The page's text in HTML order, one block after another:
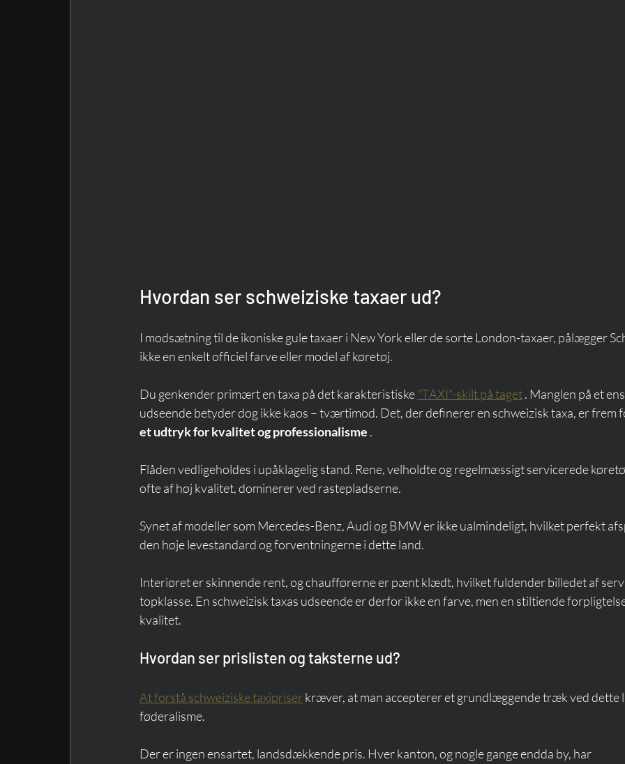
Hvordan ser schweiziske taxaer ud?
I modsætning til de ikoniske gule taxaer i New York eller de sorte London-taxaer, pålægger
ikke en enkelt officiel farve eller model af køretøj.
Du genkender primært en taxa på det karakteristiske "TAXI"-skilt på taget . Manglen på et
udseende betyder dog ikke kaos – tværtimod. Det, der definerer en schweizisk taxa, er frem
et udtryk for kvalitet og professionalisme .
Flåden vedligeholdes i upåklagelig stand. Rene, velholdte og regelmæssigt servicerede
ofte af høj kvalitet, dominerer ved rastepladserne.
Synet af modeller som Mercedes-Benz, Audi og BMW er ikke ualmindeligt, hvilket perfekt
den høje levestandard og forventningerne i dette land.
Interiøret er skinnende rent, og chaufførerne er pænt klædt, hvilket fuldender billedet af
topklasse. En schweizisk taxas udseende er derfor ikke en farve, men en stiltiende
kvalitet.
Hvordan ser prislisten og taksterne ud?
At forstå schweiziske taxipriser kræver, at man accepterer et grundlæggende træk ved dette
føderalisme.
Der er ingen ensartet, landsdækkende pris. Hver kanton, og nogle gange endda by, har